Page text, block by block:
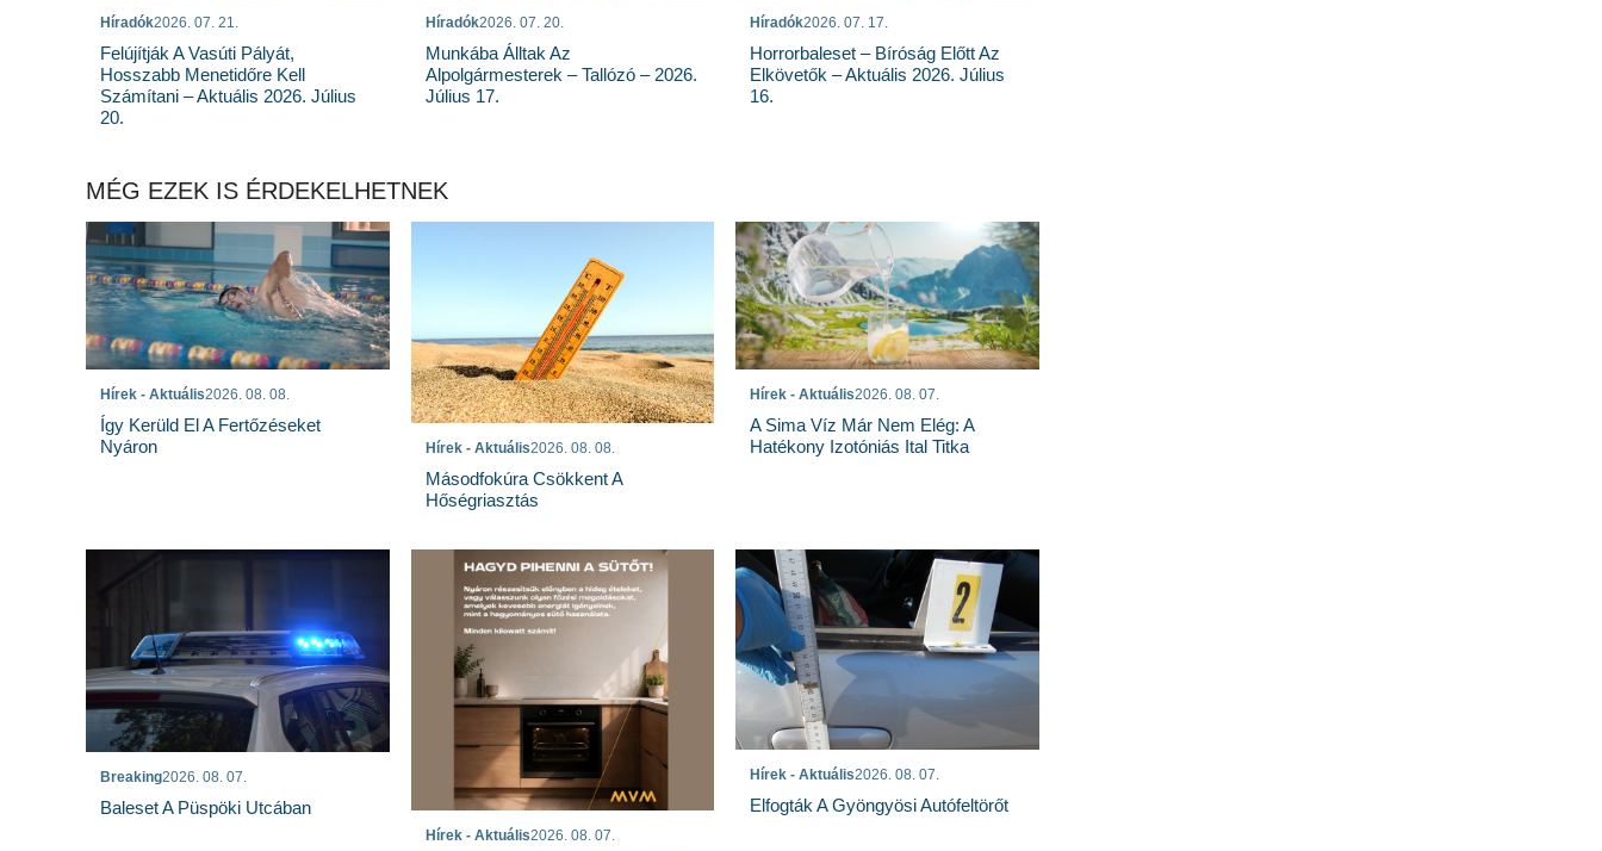
Híradók2026. 07. 21.
Felújítják A Vasúti Pályát,
Hosszabb Menetidőre Kell
Számítani – Aktuális 2026. Július
20.
Híradók2026. 07. 20.
Munkába Álltak Az
Alpolgármesterek – Tallózó – 2026.
Július 17.
Híradók2026. 07. 17.
Horrorbaleset – Bíróság Előtt Az
Elkövetők – Aktuális 2026. Július
16.
MÉG EZEK IS ÉRDEKELHETNEK
Hírek - Aktuális2026. 08. 08.
Így Kerüld El A Fertőzéseket
Nyáron
Hírek - Aktuális2026. 08. 08.
Másodfokúra Csökkent A
Hőségriasztás
Hírek - Aktuális2026. 08. 07.
A Sima Víz Már Nem Elég: A
Hatékony Izotóniás Ital Titka
Breaking2026. 08. 07.
Baleset A Püspöki Utcában
Hírek - Aktuális2026. 08. 07.
Hírek - Aktuális2026. 08. 07.
Elfogták A Gyöngyösi Autófeltörőt